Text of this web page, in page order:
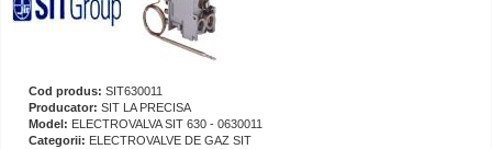
Cod produs: SIT630011
Producator: SIT LA PRECISA
Model: ELECTROVALVA SIT 630 - 0630011
Categorii: ELECTROVALVE DE GAZ SIT